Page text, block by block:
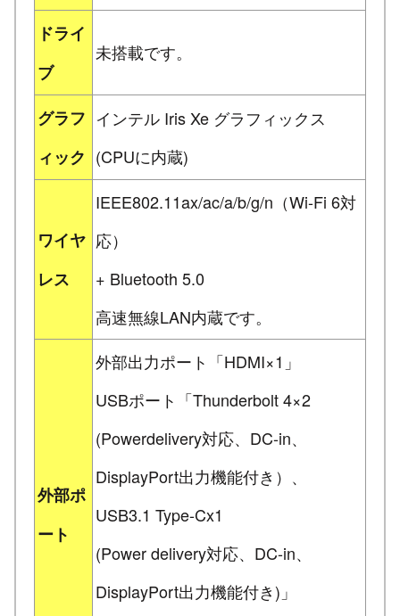
ドライ
ブ
未搭載です。
グラフ
ィック
インテル Iris Xe グラフィックス
(CPUに内蔵)
ワイヤ
レス
IEEE802.11ax/ac/a/b/g/n（Wi-Fi 6対
応）
+ Bluetooth 5.0
高速無線LAN内蔵です。
外部ポ
ート
外部出力ポート「HDMI×1」
USBポート「Thunderbolt 4×2
(Powerdelivery対応、DC-in、
DisplayPort出力機能付き）、
USB3.1 Type-Cx1
(Power delivery対応、DC-in、
DisplayPort出力機能付き)」